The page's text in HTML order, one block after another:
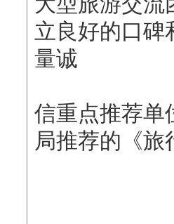
立良好的口碑
量诚
信重点推荐单
局推荐的《